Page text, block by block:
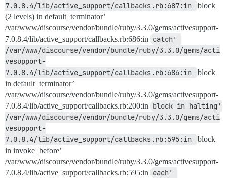
7.0.8.4/lib/active_support/callbacks.rb:687:in
block
(2 levels) in default_terminator’
/var/www/discourse/vendor/bundle/ruby/3.3.0/gems/activesupport-
7.0.8.4/lib/active_support/callbacks.rb:686:in catch'
/var/www/discourse/vendor/bundle/ruby/3.3.0/gems/acti
vesupport-
7.0.8.4/lib/active_support/callbacks.rb:686:in
block
in default_terminator’
/var/www/discourse/vendor/bundle/ruby/3.3.0/gems/activesupport-
7.0.8.4/lib/active_support/callbacks.rb:200:in block in halting'
/var/www/discourse/vendor/bundle/ruby/3.3.0/gems/acti
vesupport-
7.0.8.4/lib/active_support/callbacks.rb:595:in
block
in invoke_before’
/var/www/discourse/vendor/bundle/ruby/3.3.0/gems/activesupport-
7.0.8.4/lib/active_support/callbacks.rb:595:in each'